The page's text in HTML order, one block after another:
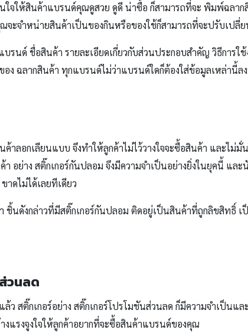
จให้สินค้าแบรนด์คุณดูสวย ดูดี น่าซื้อ ก็สามารถที่จะ พิมพ์ฉลา
ะจำหน่ายสินค้าเป็นของกินหรือของใช้ก็สามารถที่จะปรับเปลี่
นด์ ชื่อสินค้า รายละเอียดเกี่ยวกับส่วนประกอบสำคัญ วิธีการใ
ง ฉลากสินค้า ทุกแบรนด์ไม่ว่าแบรนด์ใดก็ต้องใส่ข้อมูลเหล่านี้
อกเลียนแบบ จึงทำให้ลูกค้าไม่ไว้วางใจจะซื้อสินค้า และไม่มั่
ย่าง สติ๊กเกอร์กันปลอม จึงมีความจำเป็นอย่างยิ่งในยุคนี้ แล
ดไม่ได้เลยทีเดียว
ชิ้นดังกล่าวที่มีสติ๊กเกอร์กันปลอม ติดอยู่เป็นสินค้าที่ถูกลิขสิทธิ์
วนลด
ว สติ๊กเกอร์อย่าง สติ๊กเกอร์โปรโมชันส่วนลด ก็มีความจำเป็น
แรงจูงใจให้ลูกค้าอยากที่จะซื้อสินค้าแบรนด์ของคุณ